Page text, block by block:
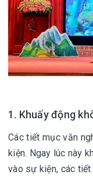
1. Khuấy động
Các tiết mục văn
kiện. Ngay lúc này
vào sự kiện, các